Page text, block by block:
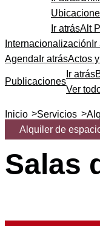
Ir atrásAlt
Internacionalización
Agenda Ir atrásActos
Publicaciones
Ir atrás
Ver
Inicio >Servicios >
Alquiler de
Salas